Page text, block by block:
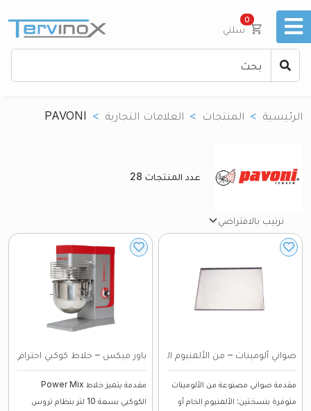
0
unread messages
سلتي
الرئيسية المنتجات العلامات التجارية PAVONI
عدد المنتجات 28
صواني ألومينات – من الألمنيوم الخام أو ب ...
مقدمة صواني مصنوعة من الألومينات
متوفرة بنسختين: الألمنيوم الخام أو
باور ميكس – خلاط كوكبي احترافي سعة 10
مقدمة يتميز خلاط Power Mix
الكوكبي بسعة 10 لتر بنظام تروس